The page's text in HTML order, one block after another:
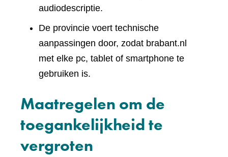
audiodescriptie.
De provincie voert technische
aanpassingen door, zodat brabant.nl
met elke pc, tablet of smartphone te
gebruiken is.
Maatregelen om de
toegankelijkheid te
vergroten